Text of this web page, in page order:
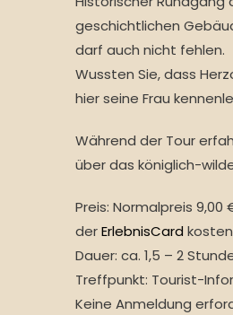
geschichtlichen
darf auch nicht fehlen.
Wussten Sie, dass
hier seine Frau
Während der Tour
über das königlich-
Preis: Normalpreis
derErlebnisCard
Dauer: ca. 1,5 – 2
Treffpunkt: Tourist-
Keine Anmeldung